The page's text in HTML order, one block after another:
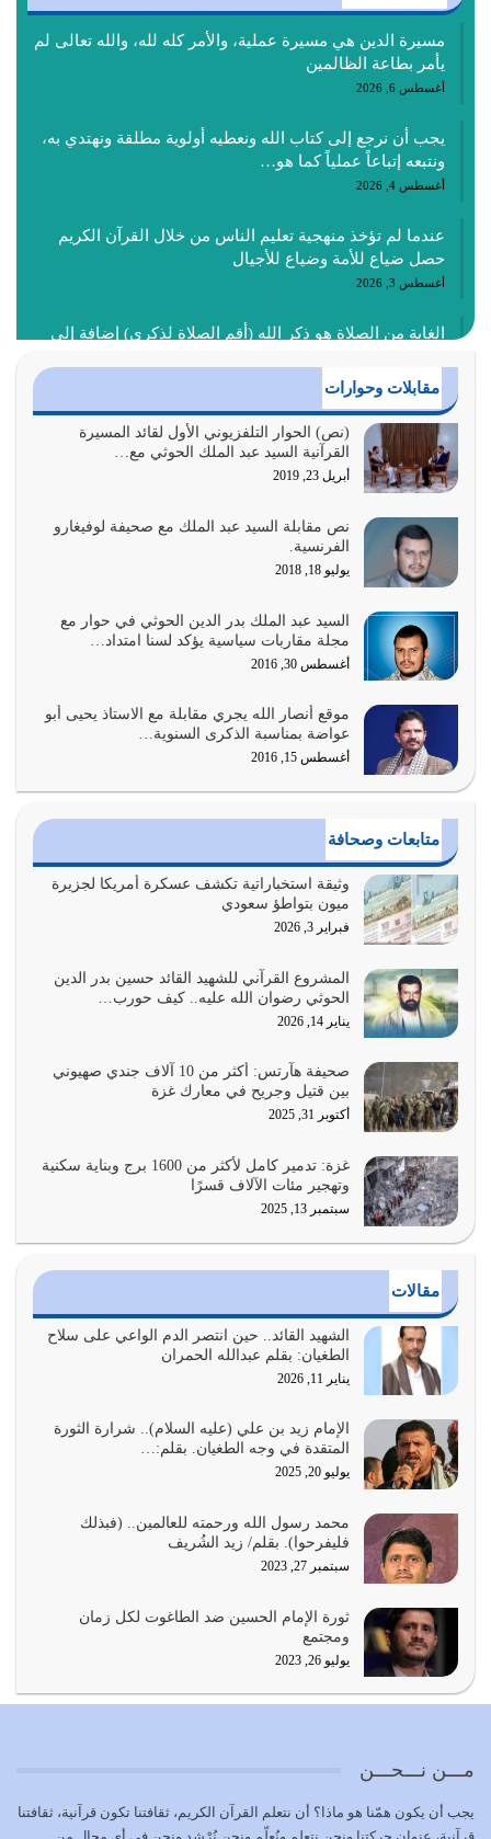
مسيرة الدين هي مسيرة عملية، والأمر كله لله، والله تعالى لم
يأمر بطاعة الظالمين
أغسطس 6, 2026
يجب أن نرجع إلى كتاب الله ونعطيه أولوية مطلقة ونهتدي به،
ونتبعه إتباعاً عملياً كما هو…
أغسطس 4, 2026
عندما لم تؤخذ منهجية تعليم الناس من خلال القرآن الكريم
حصل ضياع للأمة وضياع للأجيال
أغسطس 3, 2026
الغاية من الصلاة هو ذكر الله (أقم الصلاة لذكري) إضافة إلى
أغسطس 2, 2026
السبب الرئيسي لشقاء الأمة الابتعاد عن كتاب الله والتعدي
لحدود الله بالإضافات للدين
أغسطس 1, 2026
أبرز أسباب الشقاء هو الإعراض عن ذكر الله وعن هدى الله
المتمثل في القرآن الكريم
يوليو 31, 2026
أولياء الشيطان كلما كانوا أكثر ولاءً وطاعة للشيطان كلما كانوا
أكثر ضعفاً
يوليو 30, 2026
وعد الله تعالى من يُقتل في سبيله بالحياة الأبدية والرزق
والاستبشار والنجاة والخلود في…
يوليو 29, 2026
القرآن الكريم هو أهم مصدر لمعرفة رسول الله معرفة سيرته
معرفة شخصيته معرفة عظمته
يوليو 28, 2026
هل نحن من الصالحين؟ قيِّم نفسك هنا اترك القرآن على أصله
وأعرض نفسك، وأعرض ما لديك على…
يوليو 27, 2026
عندما يكون عدوك هو عدو الله معناه أن تكون نقاط الضعف
فيه كثيرة وسينصرك الله عليه إذا…
يوليو 26, 2026
أراد الله لهذه الأمة ان تكون خير امة أخرجت للناس بالنهوض
بالأمر بالمعروف والنهي عن…
يوليو 25, 2026
الدين الذي شرعه الله لا يجوز أن يخضع لآرائنا وأهوائنا
أي أمة تتفرق في الدين وتتفرق في كيانها معناه أنها أصبحت
أمة عاجزة عن النهوض…
يوليو 23, 2026
بحبل الله جميعاً وليس كل…
يوليو 22, 2026
يشاء ويذل من يشاء
يوليو 21, 2026
كل زمان…
يوليو 19, 2026
الوظيفة عبارة عن مسؤولية يجب النهوض بها كما ينبغي لكي
وَالْمُنْفِقِينَ…
مقابلات وحوارات
(نص) الحوار التلفزيوني الأول لقائد المسيرة
القرآنية السيد عبد الملك الحوثي مع…
أبريل 23, 2019
نص مقابلة السيد عبد الملك مع صحيفة لوفيغارو
الفرنسية.
يوليو 18, 2018
السيد عبد الملك بدر الدين الحوثي في حوار مع
مجلة مقاربات سياسية يؤكد لسنا امتداد…
أغسطس 30, 2016
موقع أنصار الله يجري مقابلة مع الاستاذ يحيى أبو
عواضة بمناسبة الذكرى السنوية…
أغسطس 15, 2016
متابعات وصحافة
وثيقة استخباراتية تكشف عسكرة أمريكا لجزيرة
ميون بتواطؤ سعودي
فبراير 3, 2026
المشروع القرآني للشهيد القائد حسين بدر الدين
الحوثي رضوان الله عليه.. كيف حورب…
يناير 14, 2026
صحيفة هآرتس: أكثر من 10 آلاف جندي صهيوني
بين قتيل وجريح في معارك غزة
أكتوبر 31, 2025
غزة: تدمير كامل لأكثر من 1600 برج وبناية سكنية
وتهجير مئات الآلاف قسرًا
سبتمبر 13, 2025
مقالات
الشهيد القائد.. حين انتصر الدم الواعي على سلاح
الطغيان: بقلم عبدالله الحمران
يناير 11, 2026
الإمام زيد بن علي (عليه السلام).. شرارة الثورة
المتقدة في وجه الطغيان. بقلم:…
يوليو 20, 2025
محمد رسول الله ورحمته للعالمين.. (فبذلك
فليفرحوا). بقلم/ زيد الشُريف
سبتمبر 27, 2023
ثورة الإمام الحسين ضد الطاغوت لكل زمان
ومجتمع
يوليو 26, 2023
مـــن نـــحـــن
يجب أن يكون همّنا هو ماذا؟ أن نتعلم القرآن الكريم، ثقافتنا تكون قرآنية، ثقافتنا